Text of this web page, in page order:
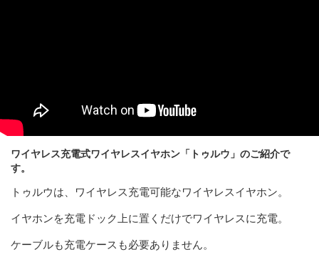
ワイヤレス充電式ワイヤレスイヤホン「トゥルウ」のご紹介で
す。
トゥルウは、ワイヤレス充電可能なワイヤレスイヤホン。
イヤホンを充電ドック上に置くだけでワイヤレスに充電。
ケーブルも充電ケースも必要ありません。